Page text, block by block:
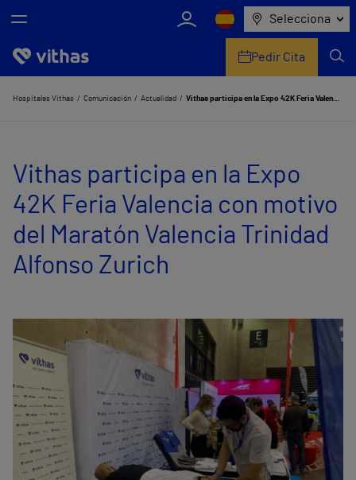
Selecciona
Nosotros
Servicios de salud
Equipo médico y asistencial
Pedir Cita
Hospitales Vithas Comunicación Actualidad Vithas participa en la Expo 42K Feria Valencia con motivo del Maratón Valencia Trinidad Alfonso Zurich
Vithas participa en la Expo
42K Feria Valencia con motivo
del Maratón Valencia Trinidad
Alfonso Zurich